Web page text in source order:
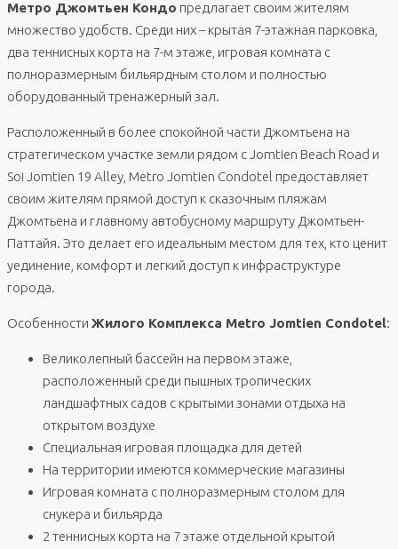
Метро Джомтьен Кондо предлагает своим жителям
множество удобств. Среди них – крытая 7-этажная парковка,
два теннисных корта на 7-м этаже, игровая комната с
полноразмерным бильярдным столом и полностью
оборудованный тренажерный зал.
Расположенный в более спокойной части Джомтьена на
стратегическом участке земли рядом с Jomtien Beach Road и
Soi Jomtien 19 Alley, Metro Jomtien Condotel предоставляет
своим жителям прямой доступ к сказочным пляжам
Джомтьена и главному автобусному маршруту Джомтьен-
Паттайя. Это делает его идеальным местом для тех, кто ценит
уединение, комфорт и легкий доступ к инфраструктуре
города.
Особенности Жилого Комплекса Metro Jomtien Condotel:
Великолепный бассейн на первом этаже,
расположенный среди пышных тропических
ландшафтных садов с крытыми зонами отдыха на
открытом воздухе
Специальная игровая площадка для детей
На территории имеются коммерческие магазины
Игровая комната с полноразмерным столом для
снукера и бильярда
2 теннисных корта на 7 этаже отдельной крытой